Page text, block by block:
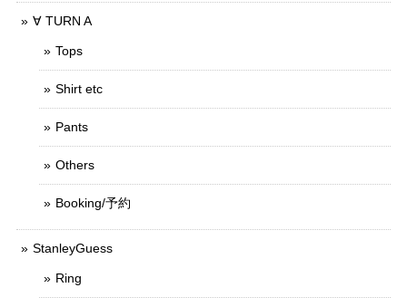
∀ TURN A
Tops
Shirt etc
Pants
Others
Booking/予約
StanleyGuess
Ring